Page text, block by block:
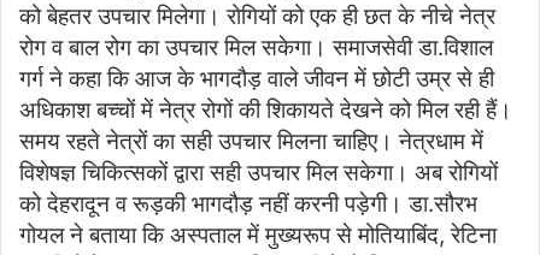
को बेहतर उपचार मिलेगा। रोगियों को एक ही छत के नीचे नेत्र
रोग व बाल रोग का उपचार मिल सकेगा। समाजसेवी डा.विशाल
गर्ग ने कहा कि आज के भागदौड़ वाले जीवन में छोटी उम्र से ही
अधिकाश बच्चों में नेत्र रोगों की शिकायते देखने को मिल रही हैं।
समय रहते नेत्रों का सही उपचार मिलना चाहिए। नेत्रधाम में
विशेषज्ञ चिकित्सकों द्वारा सही उपचार मिल सकेगा। अब रोगियों
को देहरादून व रूड़की भागदौड़ नहीं करनी पड़ेगी। डा.सौरभ
गोयल ने बताया कि अस्पताल में मुख्यरूप से मोतियाबिंद, रेटिना